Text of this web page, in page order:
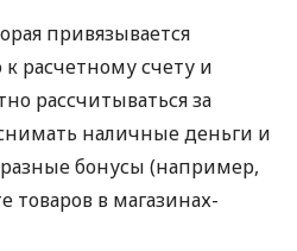
привязывается
расчетному счету и
рассчитываться за
наличные деньги и
бонусы (например,
товаров в магазинах-